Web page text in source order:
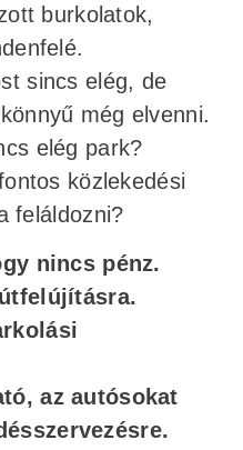
burkolatok,
sincs elég, de
még elvenni.
elég park?
közlekedési
feláldozni?
nincs pénz.
az autósokat